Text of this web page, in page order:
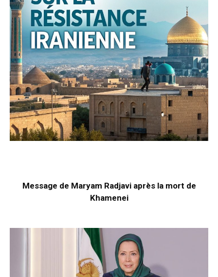
Message de Maryam Radjavi après la mort de
Khamenei